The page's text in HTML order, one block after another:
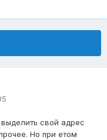
свой адрес
Но при етом